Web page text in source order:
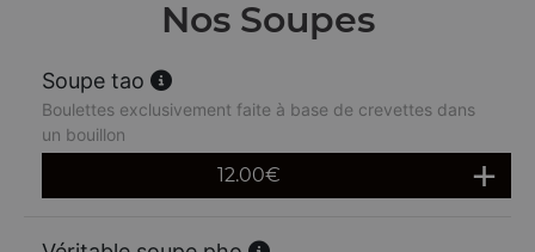
Nos Soupes
Soupe tao
Boulettes exclusivement faite à base de crevettes dans
un bouillon
12.00€